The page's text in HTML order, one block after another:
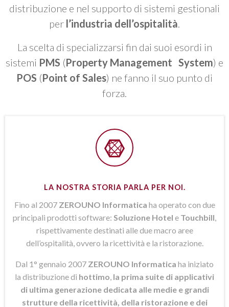
distribuzione e nel supporto di sistemi gestionali
per l’industria dell’ospitalità
La scelta di specializzarsi fin dai suoi esordi in
sistemi PMS (Property Management System) e
POS (Point of Sales) ne fanno il suo punto di
forza.
LA NOSTRA STORIA PARLA PER NOI.
Fino al 2007 ZEROUNO Informatica ha operato con due
principali prodotti software: Soluzione Hotel e Touchbill
rispettivamente destinati alle due macro aree
dell’ospitalità, ovvero la ricettività e la ristorazione.
Dal 1° gennaio 2007 ZEROUNO Informatica ha iniziato
la distribuzione di hottimo la prima suite di applicativi
di ultima generazione dedicata alle medie e grandi
strutture della ricettività, della ristorazione e dei